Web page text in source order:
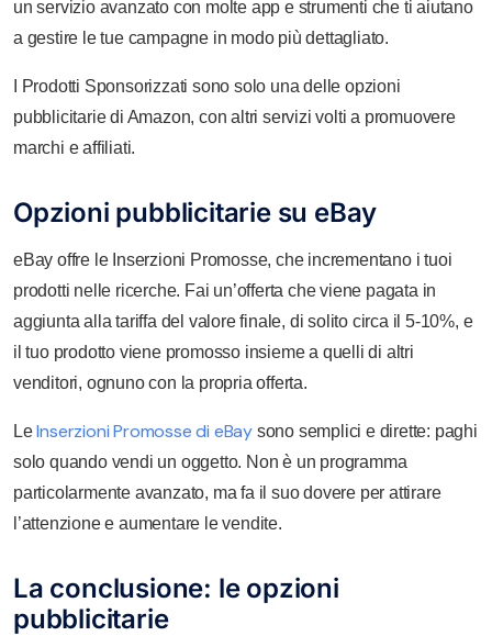
un servizio avanzato con molte app e strumenti che ti aiutano
a gestire le tue campagne in modo più dettagliato.
I Prodotti Sponsorizzati sono solo una delle opzioni
pubblicitarie di Amazon, con altri servizi volti a promuovere
marchi e affiliati.
Opzioni pubblicitarie su eBay
eBay offre le Inserzioni Promosse, che incrementano i tuoi
prodotti nelle ricerche. Fai un’offerta che viene pagata in
aggiunta alla tariffa del valore finale, di solito circa il 5-10%, e
il tuo prodotto viene promosso insieme a quelli di altri
venditori, ognuno con la propria offerta.
LeInserzioni Promosse di eBay sono semplici e dirette: paghi
solo quando vendi un oggetto. Non è un programma
particolarmente avanzato, ma fa il suo dovere per attirare
l’attenzione e aumentare le vendite.
La conclusione: le opzioni
pubblicitarie